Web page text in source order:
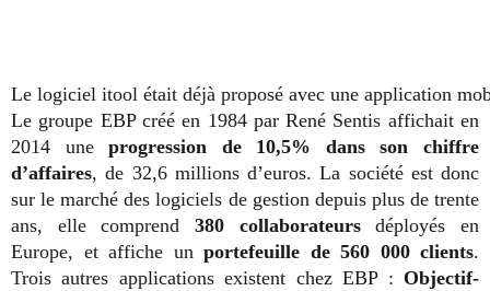
Le logiciel itool était déjà proposé avec une application
Le groupe EBP créé en 1984 par René Sentis affichait en
2014 uneprogression de 10,5% dans son chiffre
d’affaires, de 32,6 millions d’euros. La société est donc
sur le marché des logiciels de gestion depuis plus de trente
ans, elle comprend 380 collaborateursdéployés en
Europe, et affiche un portefeuille de 560 000 clients.
Trois autres applications existent chez EBP : Objectif-